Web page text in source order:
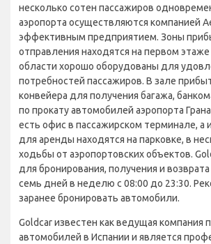
несколько сотен пассажиров
аэропорта осуществляются компанией
эффективным предприятием. Зоны
отправления находятся на первом
области хорошо оборудованы для
потребностей пассажиров. В зале
конвейера для получения багажа,
по прокату автомобилей аэропорта
есть офис в пассажирском терминале, а
для аренды находятся на парковке, в
ходьбы от аэропортовских объектов.
для бронирования, получения и
семь дней в неделю с 08:00 до 23:30.
заранее бронировать автомобили.
Goldcar известен как ведущая компания
автомобилей в Испании и является